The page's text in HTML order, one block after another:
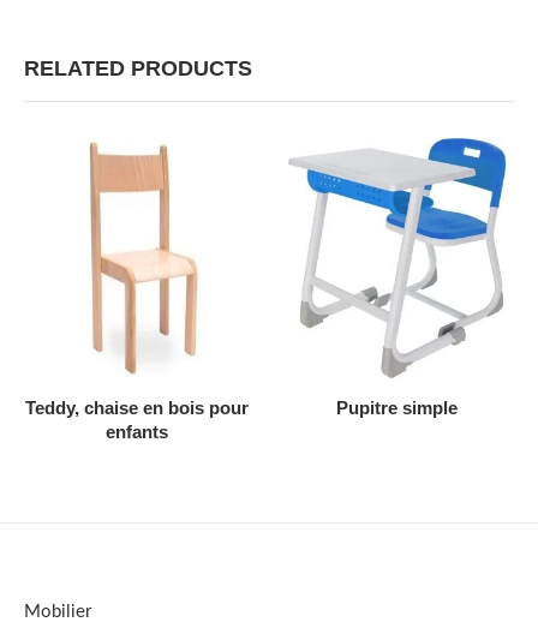
RELATED PRODUCTS
AJOUTER AU DEVIS
Teddy, chaise en bois pour
enfants
AJOUTER AU DEVIS
Pupitre simple
Mobilier